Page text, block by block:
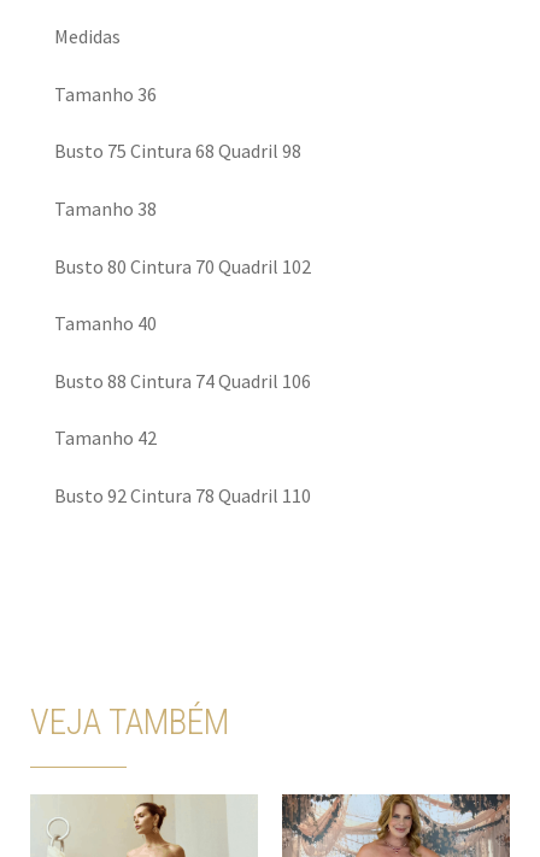
Medidas
Tamanho 36
Busto 75 Cintura 68 Quadril 98
Tamanho 38
Busto 80 Cintura 70 Quadril 102
Tamanho 40
Busto 88 Cintura 74 Quadril 106
Tamanho 42
Busto 92 Cintura 78 Quadril 110
VEJA TAMBÉM